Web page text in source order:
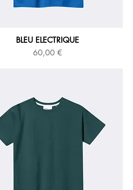
BLEU ELECTRIQUE
Prix
60,00 €